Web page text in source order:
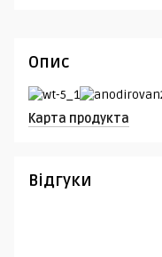
Опис
Карта продукта
Відгуки